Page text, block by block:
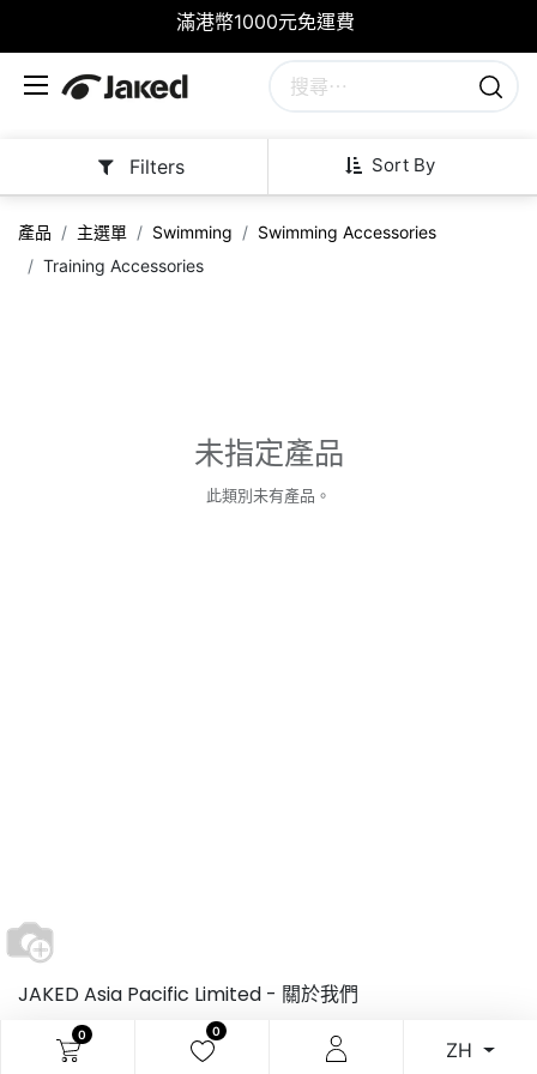
0 0
ZH
滿港幣1000元免運費
Sort By
Filters
產品 主選單 Swimming
Swimming Accessories
Training Accessories
未指定產品
此類別未有產品。
JAKED Asia Pacific Limited - 關於我們
聯絡我們